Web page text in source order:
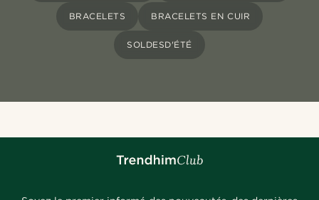
BRACELETS BRACELETS EN CUIR
SOLDESD'ÉTÉ